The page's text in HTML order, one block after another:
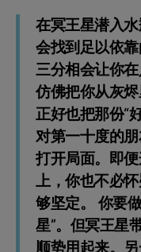
在冥王星潜入
会找到足以依
三分相会让你
仿佛把你从灰
正好也把那份“
对第一十度的
打开局面。即
上，你也不必
够坚定。 你要
星”。但冥王星